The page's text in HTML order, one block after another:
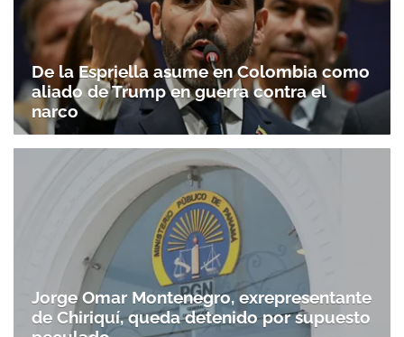
De la Espriella asume en Colombia como
aliado de Trump en guerra contra el
narco
Jorge Omar Montenegro, exrepresentante
de Chiriquí, queda detenido por supuesto